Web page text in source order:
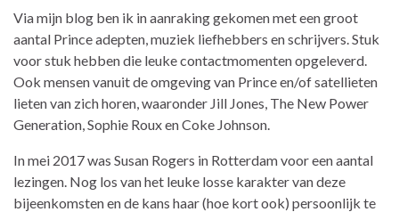
Via mijn blog ben ik in aanraking gekomen met een groot
aantal Prince adepten, muziek liefhebbers en schrijvers. Stuk
voor stuk hebben die leuke contactmomenten opgeleverd.
Ook mensen vanuit de omgeving van Prince en/of satellieten
lieten van zich horen, waaronder Jill Jones, The New Power
Generation, Sophie Roux en Coke Johnson.
In mei 2017 was Susan Rogers in Rotterdam voor een aantal
lezingen. Nog los van het leuke losse karakter van deze
bijeenkomsten en de kans haar (hoe kort ook) persoonlijk te